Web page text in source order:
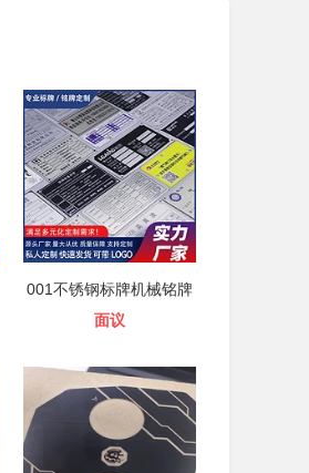
001不锈钢标牌机械铭牌
面议